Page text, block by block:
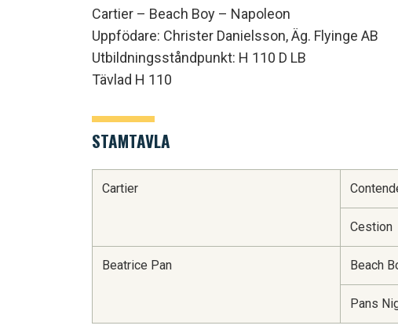
Cartier – Beach Boy – Napoleon
Uppfödare: Christer Danielsson, Äg. Flyinge AB
Utbildningsståndpunkt: H 110 D LB
Tävlad H 110
STAMTAVLA
Cartier
Cestion
Beatrice Pan Beach
Pans